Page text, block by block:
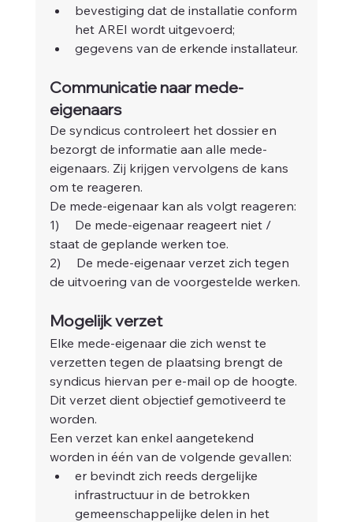
bevestiging dat de installatie conform
het AREI wordt uitgevoerd;
gegevens van de erkende installateur.
Communicatie naar mede-
eigenaars
De syndicus controleert het dossier en
bezorgt de informatie aan alle mede-
eigenaars. Zij krijgen vervolgens de kans
om te reageren.
De mede-eigenaar kan als volgt reageren:
1)     De mede-eigenaar reageert niet /
staat de geplande werken toe.
2)     De mede-eigenaar verzet zich tegen
de uitvoering van de voorgestelde werken.
Mogelijk verzet
Elke mede-eigenaar die zich wenst te
verzetten tegen de plaatsing brengt de
syndicus hiervan per e-mail op de hoogte.
Dit verzet dient objectief gemotiveerd te
worden.
Een verzet kan enkel aangetekend
worden in één van de volgende gevallen:
er bevindt zich reeds dergelijke
infrastructuur in de betrokken
gemeenschappelijke delen in het